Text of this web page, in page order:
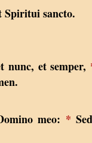
Spiritui sancto.
et semper,
meo: *